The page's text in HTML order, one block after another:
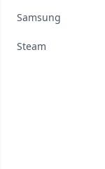
Samsung
Steam